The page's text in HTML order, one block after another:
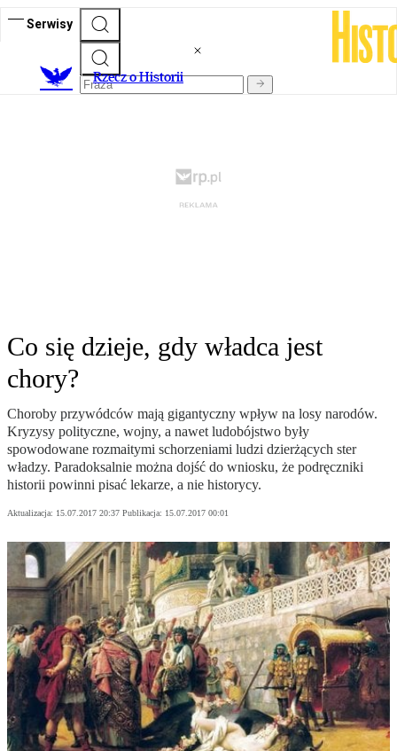
Serwisy
Rzecz o Historii
Co się dzieje, gdy władca jest
chory?
Choroby przywódców mają gigantyczny wpływ na losy narodów.
Kryzysy polityczne, wojny, a nawet ludobójstwo były
spowodowane rozmaitymi schorzeniami ludzi dzierżących ster
władzy. Paradoksalnie można dojść do wniosku, że podręczniki
historii powinni pisać lekarze, a nie historycy.
Aktualizacja: 15.07.2017 20:37 Publikacja: 15.07.2017 00:01